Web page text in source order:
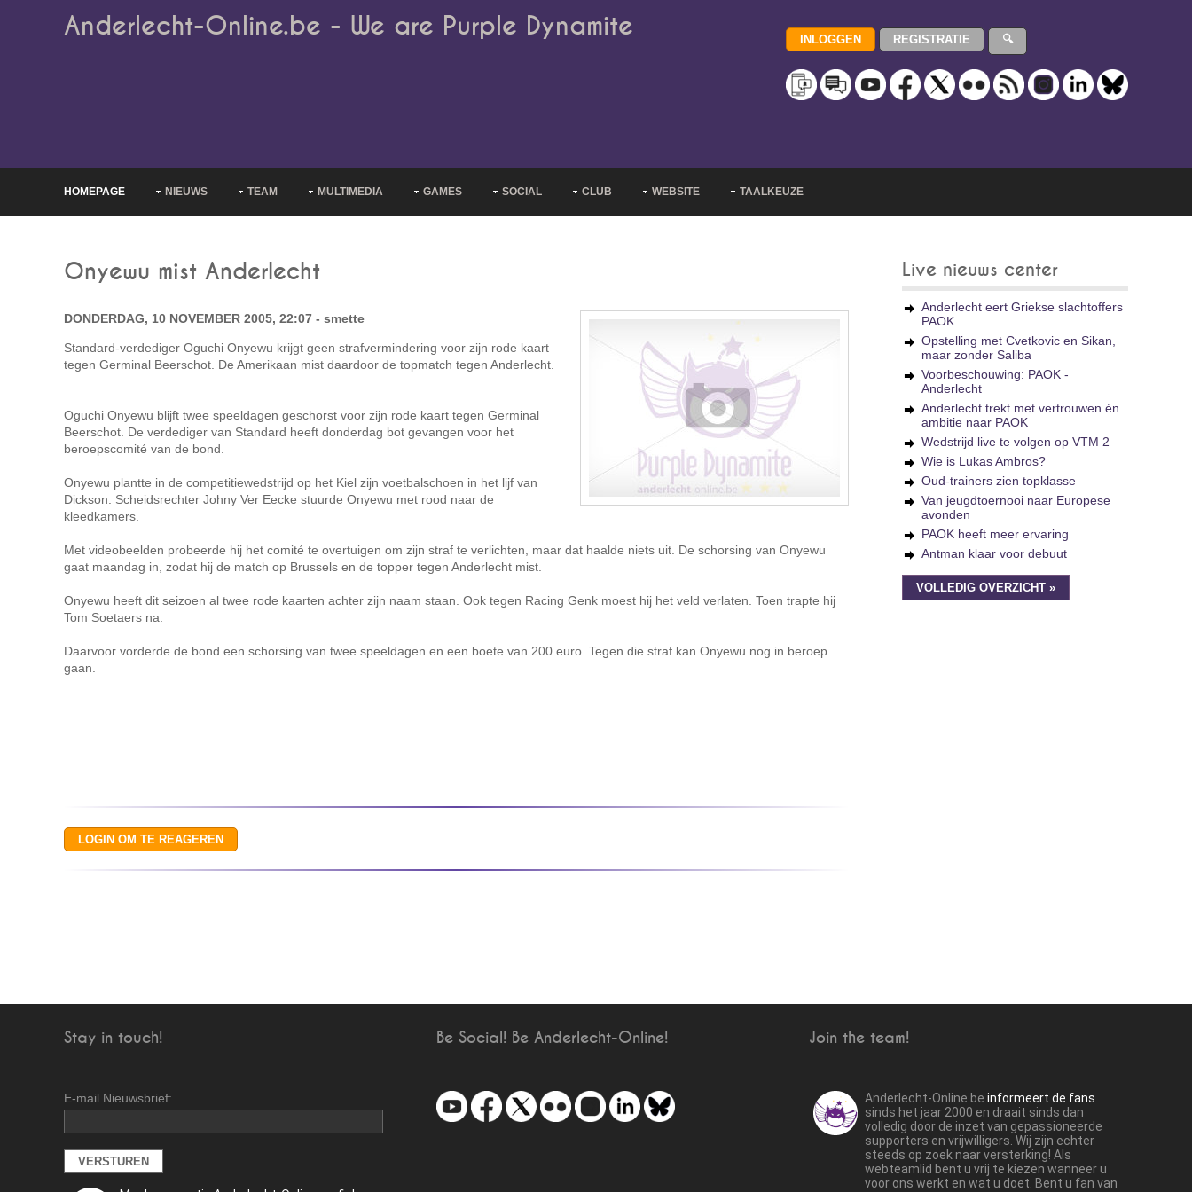
Anderlecht-Online.be - We are Purple Dynamite
HOMEPAGE NIEUWS TEAM MULTIMEDIA GAMES SOCIAL CLUB WEBSITE TAALKEUZE
Onyewu mist Anderlecht
DONDERDAG, 10 NOVEMBER 2005, 22:07 - smette
Standard-verdediger Oguchi Onyewu krijgt geen strafvermindering voor zijn rode kaart
tegen Germinal Beerschot. De Amerikaan mist daardoor de topmatch tegen Anderlecht.
Oguchi Onyewu blijft twee speeldagen geschorst voor zijn rode kaart tegen Germinal
Beerschot. De verdediger van Standard heeft donderdag bot gevangen voor het
beroepscomité van de bond.
Onyewu plantte in de competitiewedstrijd op het Kiel zijn voetbalschoen in het lijf van
Dickson. Scheidsrechter Johny Ver Eecke stuurde Onyewu met rood naar de
kleedkamers.
Met videobeelden probeerde hij het comité te overtuigen om zijn straf te verlichten, maar dat haalde niets uit. De schorsing van Onyewu
gaat maandag in, zodat hij de match op Brussels en de topper tegen Anderlecht mist.
Onyewu heeft dit seizoen al twee rode kaarten achter zijn naam staan. Ook tegen Racing Genk moest hij het veld verlaten. Toen trapte hij
Tom Soetaers na.
Daarvoor vorderde de bond een schorsing van twee speeldagen en een boete van 200 euro. Tegen die straf kan Onyewu nog in beroep
gaan.
Live nieuws center
Anderlecht eert Griekse slachtoffers
PAOK
Opstelling met Cvetkovic en Sikan,
maar zonder Saliba
Voorbeschouwing: PAOK -
Anderlecht
Anderlecht trekt met vertrouwen én
ambitie naar PAOK
Wedstrijd live te volgen op VTM 2
Wie is Lukas Ambros?
Oud-trainers zien topklasse
Van jeugdtoernooi naar Europese
avonden
PAOK heeft meer ervaring
Antman klaar voor debuut
VOLLEDIG OVERZICHT »
Stay in touch!
E-mail Nieuwsbrief:
Be Social! Be Anderlecht-Online! Join the team!
Anderlecht-Online.be informeert de fans
sinds het jaar 2000 en draait sinds dan
volledig door de inzet van gepassioneerde
supporters en vrijwilligers. Wij zijn echter
steeds op zoek naar versterking! Als
webteamlid bent u vrij te kiezen wanneer u
voor ons werkt en wat u doet. Bent u fan van